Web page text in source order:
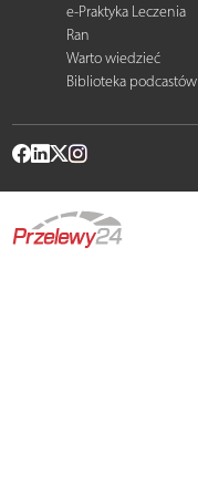
e-Praktyka Leczenia
Ran
Warto wiedzieć
Biblioteka podcastów